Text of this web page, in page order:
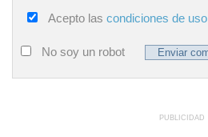
Acepto las condiciones de uso
No soy un robot
PUBLICIDAD